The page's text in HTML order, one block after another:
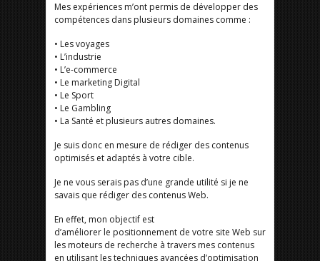
Mes expériences m’ont permis de développer des
compétences dans plusieurs domaines comme :
• Les voyages
• L’industrie
• L’e-commerce
• Le marketing Digital
• Le Sport
• Le Gambling
• La Santé et plusieurs autres domaines.
Je suis donc en mesure de rédiger des contenus
optimisés et adaptés à votre cible.
Je ne vous serais pas d’une grande utilité si je ne
savais que rédiger des contenus Web.
En effet, mon objectif est
d’améliorer le positionnement de votre site Web sur
les moteurs de recherche à travers mes contenus
en utilisant les techniques avancées d’optimisation